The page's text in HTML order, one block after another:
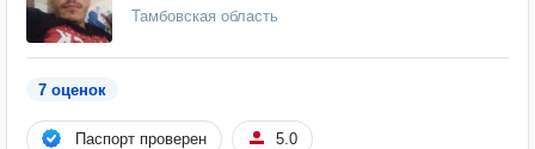
Тамбовская область
7 оценок
Паспорт проверен 5.0